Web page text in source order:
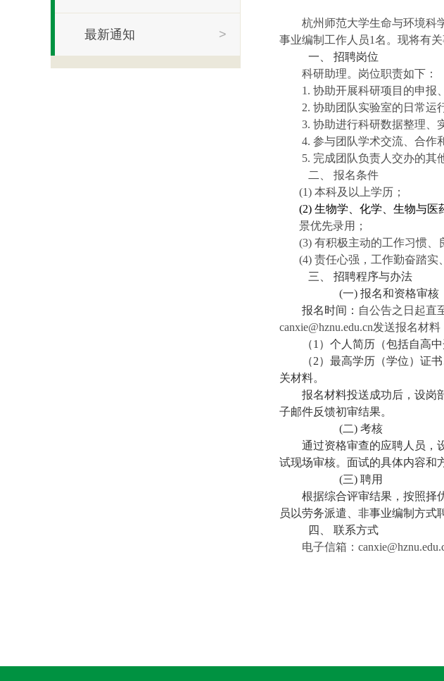
最新通知 >
杭州师范大学生命与环境科
事业编制工作人员1名。现将有关
一、 招聘岗位
科研助理。岗位职责如下：
1. 协助开展科研项目的申报
2. 协助团队实验室的日常运
3. 协助进行科研数据整理、
4. 参与团队学术交流、合作
5. 完成团队负责人交办的其
二、 报名条件
(1) 本科及以上学历；
(2) 生物学、化学 生物与医
景优先录用 ；
(3) 有积极主动的工作习惯、
(4) 责任心强，工作勤奋踏实
三、 招聘程序与办法
(一) 报名和资格审核
报名时间： 自公告之日起直
canxie@hznu.edu.cn发送报名材料
（1 ）个人简历（包括自高
（2）最高学历（学位）证
关材料。
报名材料投送成功后，设岗
子邮件反馈初审结果。
(二) 考核
通过资格审查的应聘人员，
试现场审核。 面试的具体内容和
(三) 聘用
根据综合评审结果，按照择
员以劳务派遣、非事业编制方式
四、 联系方式
电子信箱：